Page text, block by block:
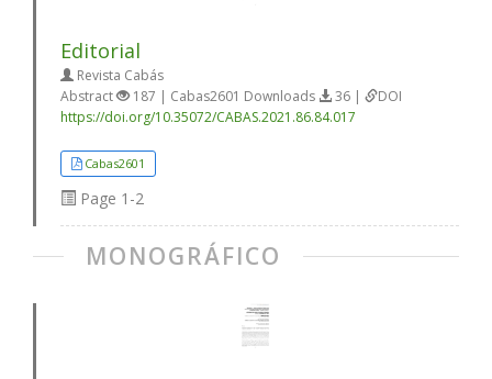
Editorial
Revista Cabás
Abstract
187 | Cabas2601 Downloads 36 |
DOI
https://doi.org/10.35072/CABAS.2021.86.84.017
Cabas2601
Page 1-2
MONOGRÁFICO